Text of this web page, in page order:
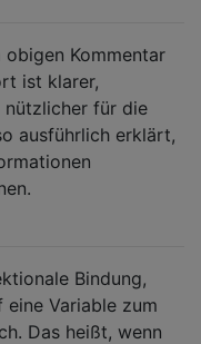
Kommentar
ist klarer,
für die
ausführlich erklärt,
Bindung,
eine Variable zum
Das heißt, wenn